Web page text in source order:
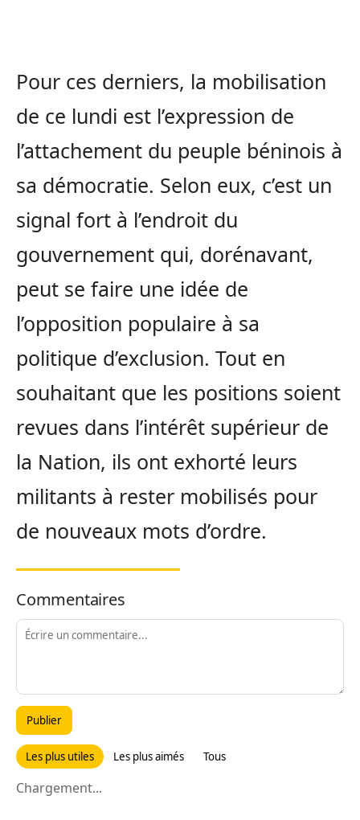
Pour ces derniers, la mobilisation
de ce lundi est l’expression de
l’attachement du peuple béninois à
sa démocratie. Selon eux, c’est un
signal fort à l’endroit du
gouvernement qui, dorénavant,
peut se faire une idée de
l’opposition populaire à sa
politique d’exclusion. Tout en
souhaitant que les positions soient
revues dans l’intérêt supérieur de
la Nation, ils ont exhorté leurs
militants à rester mobilisés pour
de nouveaux mots d’ordre.
Commentaires
Publier
Les plus utiles Les plus aimés Tous
Chargement...